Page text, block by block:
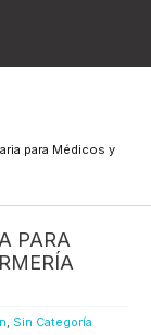
para Médicos y
PARA
, Sin Categoría